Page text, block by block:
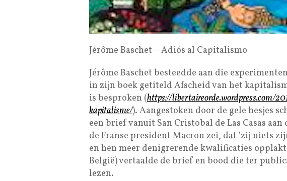
Jérôme Baschet – Adiós al Capitalismo
Jérôme Baschet besteedde aan die
in zijn boek getiteld Afscheid van het
is besproken (https://libertaireorde.wordpress.com/
kapitalisme/). Aangestoken door de gele hesjes
een brief vanuit San Cristobal de Las Casas
de Franse president Macron zei, dat ‘zij niets
en hen meer denigrerende kwalificaties
België) vertaalde de brief en bood die ter
lezen.